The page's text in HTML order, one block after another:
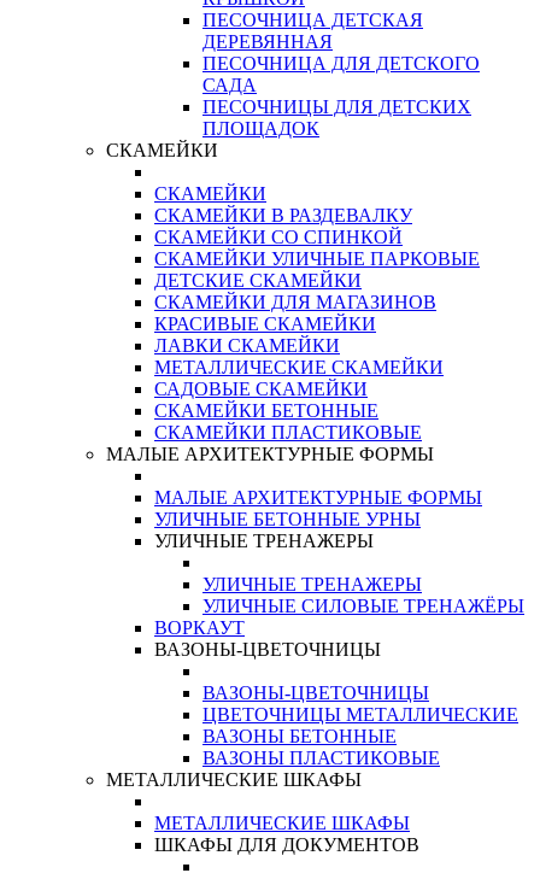
ПЕСОЧНИЦА ДЕТСКАЯ
ДЕРЕВЯННАЯ
ПЕСОЧНИЦА ДЛЯ ДЕТСКОГО
САДА
ПЕСОЧНИЦЫ ДЛЯ ДЕТСКИХ
ПЛОЩАДОК
СКАМЕЙКИ
СКАМЕЙКИ
СКАМЕЙКИ В РАЗДЕВАЛКУ
СКАМЕЙКИ СО СПИНКОЙ
СКАМЕЙКИ УЛИЧНЫЕ ПАРКОВЫЕ
ДЕТСКИЕ СКАМЕЙКИ
СКАМЕЙКИ ДЛЯ МАГАЗИНОВ
КРАСИВЫЕ СКАМЕЙКИ
ЛАВКИ СКАМЕЙКИ
МЕТАЛЛИЧЕСКИЕ СКАМЕЙКИ
САДОВЫЕ СКАМЕЙКИ
СКАМЕЙКИ БЕТОННЫЕ
СКАМЕЙКИ ПЛАСТИКОВЫЕ
МАЛЫЕ АРХИТЕКТУРНЫЕ ФОРМЫ
МАЛЫЕ АРХИТЕКТУРНЫЕ ФОРМЫ
УЛИЧНЫЕ БЕТОННЫЕ УРНЫ
УЛИЧНЫЕ ТРЕНАЖЕРЫ
УЛИЧНЫЕ ТРЕНАЖЕРЫ
УЛИЧНЫЕ СИЛОВЫЕ ТРЕНАЖЁРЫ
ВОРКАУТ
ВАЗОНЫ-ЦВЕТОЧНИЦЫ
ВАЗОНЫ-ЦВЕТОЧНИЦЫ
ЦВЕТОЧНИЦЫ МЕТАЛЛИЧЕСКИЕ
ВАЗОНЫ БЕТОННЫЕ
ВАЗОНЫ ПЛАСТИКОВЫЕ
МЕТАЛЛИЧЕСКИЕ ШКАФЫ
МЕТАЛЛИЧЕСКИЕ ШКАФЫ
ШКАФЫ ДЛЯ ДОКУМЕНТОВ